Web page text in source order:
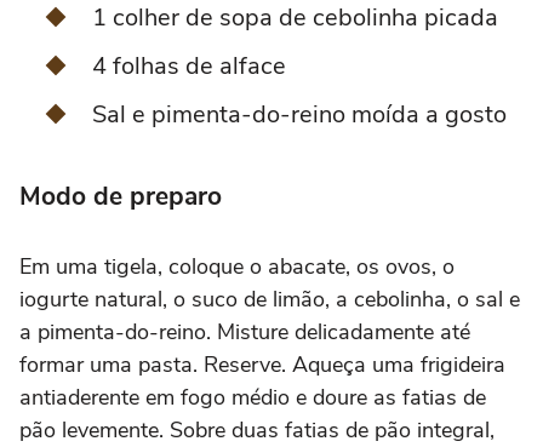
1 colher de sopa de cebolinha picada
4 folhas de alface
Sal e pimenta-do-reino moída a gosto
Modo de preparo
Em uma tigela, coloque o abacate, os ovos, o
iogurte natural, o suco de limão, a cebolinha, o sal e
a pimenta-do-reino. Misture delicadamente até
formar uma pasta. Reserve. Aqueça uma frigideira
antiaderente em fogo médio e doure as fatias de
pão levemente. Sobre duas fatias de pão integral,